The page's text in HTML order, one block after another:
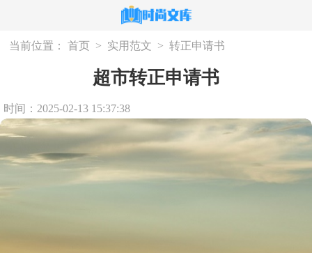
当前位置： 首页 > 实用范文 > 转正申请书
超市转正申请书
时间：2025-02-13 15:37:38